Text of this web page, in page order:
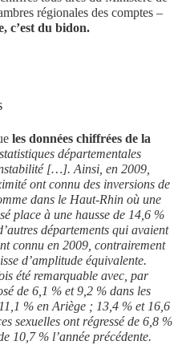
régionales des comptes –
c’est du bidon.
les données chiffrées de la
départementales
[…]. Ainsi, en 2009,
ont connu des inversions de
dans le Haut-Rhin où une
place à une hausse de 14,6 %
départements qui avaient
connu en 2009, contrairement
d’amplitude équivalente.
été remarquable avec, par
de 6,1 % et 9,2 % dans les
% en Ariège ; 13,4 % et 16,6
sexuelles ont régressé de 6,8 %
10,7 % l’année précédente.